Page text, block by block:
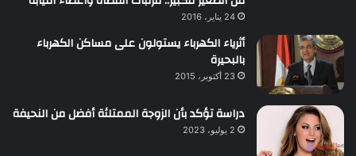
24 يناير، 2016
أثرياء الكهرباء يستولون على مساكن الكهرباء
بالبحيرة
23 أكتوبر، 2015
دراسة تؤكد بأن الزوجة الممتلئة أفضل من النحيفة
2 يوليو، 2023